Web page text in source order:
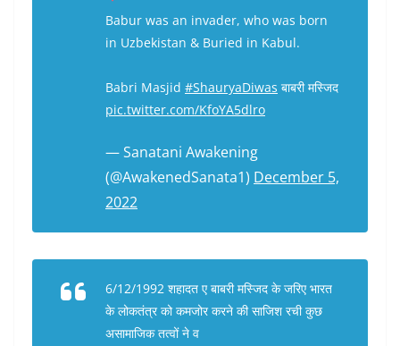
Babur was an invader, who was born
in Uzbekistan & Buried in Kabul.
Babri Masjid #ShauryaDiwas बाबरी मस्जिद
pic.twitter.com/KfoYA5dlro
— Sanatani Awakening
(@AwakenedSanata1) December 5,
2022
6/12/1992 शहादत ए बाबरी मस्जिद के जरिए भारत
के लोकतंत्र को कमजोर करने की साजिश रची कुछ
असामाजिक तत्वों ने व